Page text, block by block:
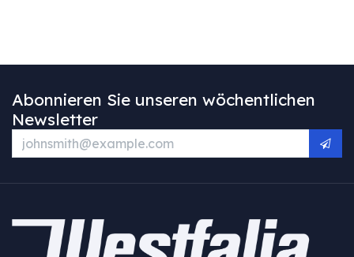
Abonnieren Sie unseren wöchentlichen
Newsletter